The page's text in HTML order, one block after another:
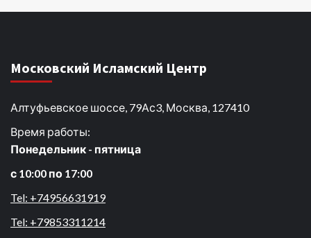
Московский Исламский Центр
Алтуфьевское шоссе, 79Ас3, Москва, 127410
Время работы:
Понедельник - пятница
с 10:00 по 17:00
Tel: +74956631919
Tel: +79853311214